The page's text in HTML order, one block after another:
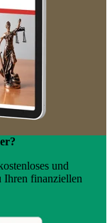
und
Ihren finanziellen